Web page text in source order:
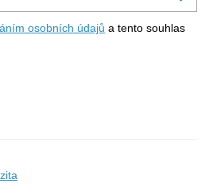
osobních údajů a tento souhlas